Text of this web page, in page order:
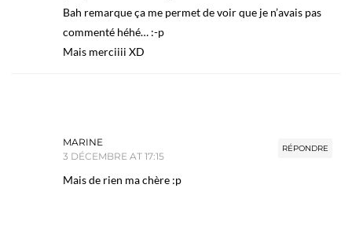
Bah remarque ça me permet de voir que je n’avais pas
commenté héhé… :-p
Mais merciiii XD
RÉPONDRE
MARINE
3 DÉCEMBRE AT 17:15
Mais de rien ma chère :p